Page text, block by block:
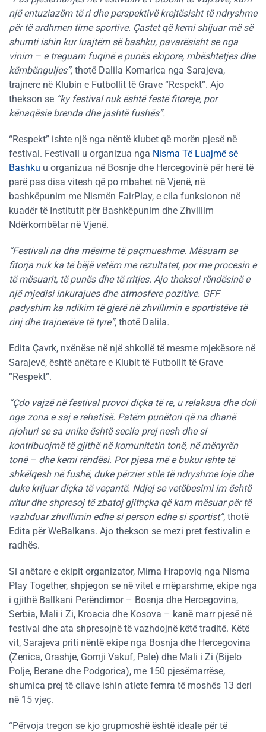
një entuziazëm të ri dhe perspektivë krejtësisht të ndryshme
për të ardhmen time sportive. Çastet që kemi shijuar më së
shumti ishin kur luajtëm së bashku, pavarësisht se nga
vinim – e treguam fuqinë e punës ekipore, mbështetjes dhe
këmbënguljes”, thotë Dalila Komarica nga Sarajeva,
trajnere në Klubin e Futbollit të Grave “Respekt”. Ajo
thekson se “ky festival nuk është festë fitoreje, por
kënaqësie brenda dhe jashtë fushës”.
“Respekt” ishte një nga nëntë klubet që morën pjesë në
festival. Festivali u organizua nga Nisma Të Luajmë së
Bashku u organizua në Bosnje dhe Hercegovinë për herë të
parë pas disa vitesh që po mbahet në Vjenë, në
bashkëpunim me Nismën FairPlay, e cila funksionon në
kuadër të Institutit për Bashkëpunim dhe Zhvillim
Ndërkombëtar në Vjenë.
“Festivali na dha mësime të paçmueshme. Mësuam se
fitorja nuk ka të bëjë vetëm me rezultatet, por me procesin e
të mësuarit, të punës dhe të rritjes. Ajo theksoi rëndësinë e
një mjedisi inkurajues dhe atmosfere pozitive. GFF
padyshim ka ndikim të gjerë në zhvillimin e sportistëve të
rinj dhe trajnerëve të tyre”, thotë Dalila.
Edita Çavrk, nxënëse në një shkollë të mesme mjekësore në
Sarajevë, është anëtare e Klubit të Futbollit të Grave
“Respekt”.
“Çdo vajzë në festival provoi diçka të re, u relaksua dhe doli
nga zona e saj e rehatisë. Patëm punëtori që na dhanë
njohuri se sa unike është secila prej nesh dhe si
kontribuojmë të gjithë në komunitetin tonë, në mënyrën
tonë – dhe kemi rëndësi. Por pjesa më e bukur ishte të
shkëlqesh në fushë, duke përzier stile të ndryshme loje dhe
duke krijuar diçka të veçantë. Ndjej se vetëbesimi im është
rritur dhe shpresoj të zbatoj gjithçka që kam mësuar për të
vazhduar zhvillimin edhe si person edhe si sportist”, thotë
Edita për WeBalkans. Ajo thekson se mezi pret festivalin e
radhës.
Si anëtare e ekipit organizator, Mirna Hrapoviq nga Nisma
Play Together, shpjegon se në vitet e mëparshme, ekipe nga
i gjithë Ballkani Perëndimor – Bosnja dhe Hercegovina,
Serbia, Mali i Zi, Kroacia dhe Kosova – kanë marr pjesë në
festival dhe ata shpresojnë të vazhdojnë këtë traditë. Këtë
vit, Sarajeva priti nëntë ekipe nga Bosnja dhe Hercegovina
(Zenica, Orashje, Gornji Vakuf, Pale) dhe Mali i Zi (Bijelo
Polje, Berane dhe Podgorica), me 150 pjesëmarrëse,
shumica prej të cilave ishin atlete femra të moshës 13 deri
në 15 vjeç.
“Përvoja tregon se kjo grupmoshë është ideale për të